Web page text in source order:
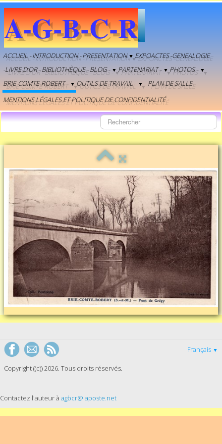
A-G-B-C-R
ACCUEIL -INTRODUCTION -PRESENTATION▼ EXPOACTES-GENEALOGIE
-LIVRE D'OR -BIBLIOTHÈQUE -BLOG - ▼ PARTENARIAT - ▼ PHOTOS - ▼
BRIE-COMTE-ROBERT - ▼ OUTILS DE TRAVAIL - ▼ - PLAN DE SALLE
MENTIONS LÉGALES ET POLITIQUE DE CONFIDENTIALITÉ
Français ▼
Copyright ((c)) 2026. Tous droits réservés.
Contactez l'auteur à agbcr@laposte.net